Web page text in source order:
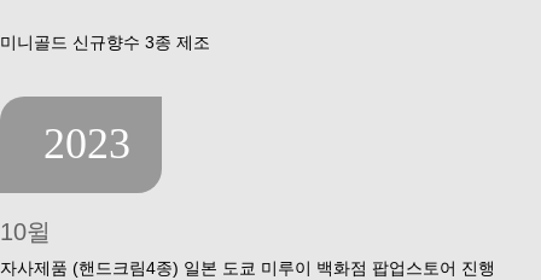
미니골드 신규향수 3종 제조
2023
10윌
자사제품 (핸드크림4종) 일본 도쿄 미루이 백화점 팝업스토어 진행